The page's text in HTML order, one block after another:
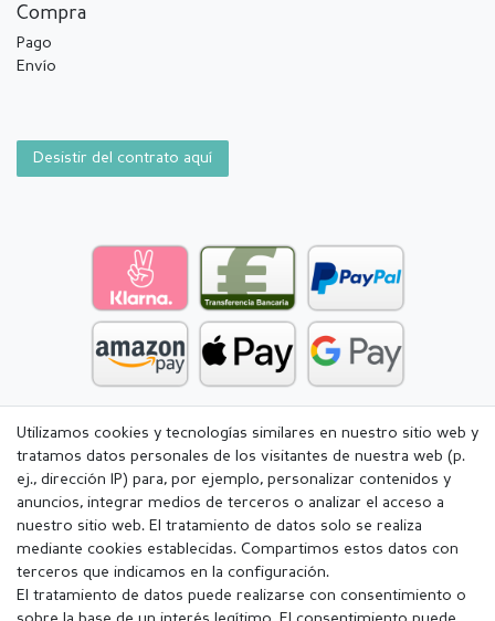
Compra
Pago
Envío
Desistir del contrato aquí
Utilizamos cookies y tecnologías similares en nuestro sitio web y
tratamos datos personales de los visitantes de nuestra web (p.
ej., dirección IP) para, por ejemplo, personalizar contenidos y
anuncios, integrar medios de terceros o analizar el acceso a
nuestro sitio web. El tratamiento de datos solo se realiza
mediante cookies establecidas. Compartimos estos datos con
terceros que indicamos en la configuración.
El tratamiento de datos puede realizarse con consentimiento o